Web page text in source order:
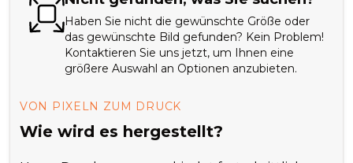
Haben Sie nicht die gewünschte Größe oder
das gewünschte Bild gefunden? Kein Problem!
Kontaktieren Sie uns jetzt, um Ihnen eine
größere Auswahl an Optionen anzubieten.
VON PIXELN ZUM DRUCK
Wie wird es hergestellt?